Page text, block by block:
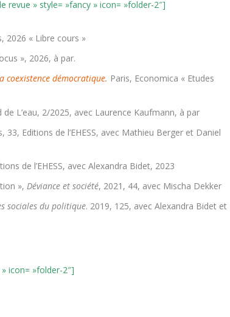
revue » style= »fancy » icon= »folder-2″]
2026 « Libre cours »
», 2026, à par.
coexistence démocratique. Paris, Economica « Etudes
L’eau, 2/2025, avec Laurence Kaufmann, à par
33, Editions de l’EHESS, avec Mathieu Berger et Daniel
de l’EHESS, avec Alexandra Bidet, 2023
»,Déviance et société, 2021, 44, avec Mischa Dekker
sociales du politique. 2019, 125, avec Alexandra Bidet et
icon= »folder-2″]